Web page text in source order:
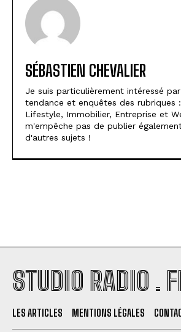
SÉBASTIEN CHEVALIER
Je suis particulièrement intéressé
tendance et enquêtes des rubriques
Lifestyle, Immobilier, Entreprise et
m'empêche pas de publier
d'autres sujets !
STUDIO RADIO .
LES ARTICLES MENTIONS LÉGALES